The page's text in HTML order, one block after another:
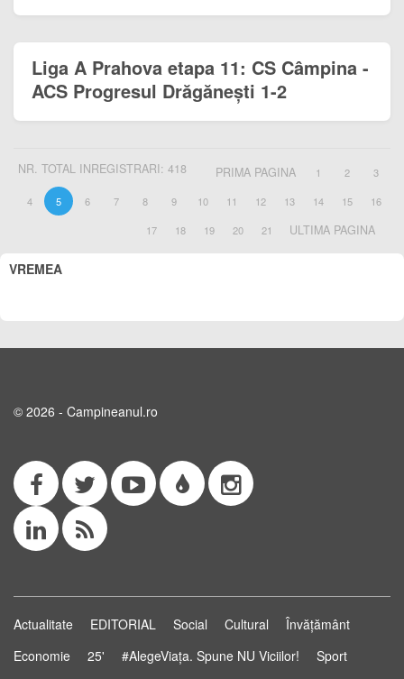
Liga A Prahova etapa 11: CS Câmpina -
ACS Progresul Drăgănești 1-2
NR. TOTAL INREGISTRARI: 418 PRIMA PAGINA 1 2
3
4
5 6 7 8 9 10 11 12 13 14 15
16
17
18 19 20 21 ULTIMA PAGINA
VREMEA
© 2026 - Campineanul.ro
Actualitate EDITORIAL Social Cultural
Învățământ
Economie
25' #AlegeViața. Spune NU Viciilor!
Sport